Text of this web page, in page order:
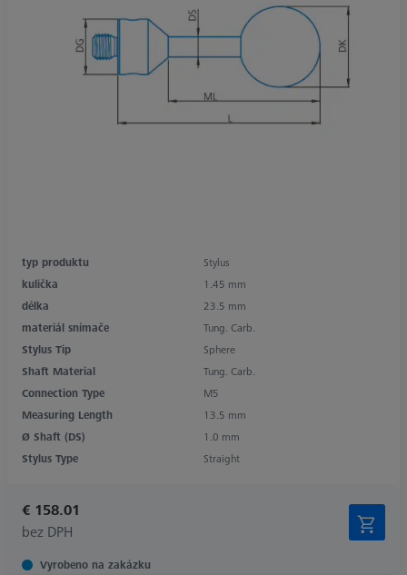
typ produktu
Stylus
kulička
1.45 mm
délka
23.5 mm
materiál snímače
Tung. Carb.
Stylus Tip
Sphere
Shaft Material
Tung. Carb.
Connection Type
M5
Measuring Length
13.5 mm
Ø Shaft (DS)
1.0 mm
Stylus Type
Straight
€ 158.01
bez DPH
Vyrobeno na zakázku